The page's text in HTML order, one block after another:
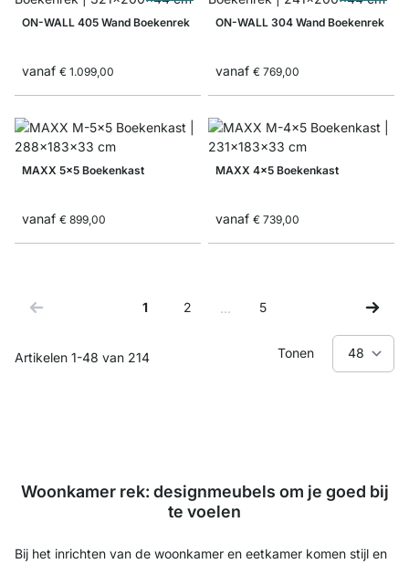
ON-WALL 405 Wand Boekenrek
vanaf € 1.099,00
ON-WALL 304 Wand Boekenrek
vanaf € 769,00
MAXX 5x5 Boekenkast
vanaf € 899,00
MAXX 4x5 Boekenkast
vanaf € 739,00
Artikelen 1-48 van 214
Je leest momenteel pagina
1
Zijde
2 …
Zijde
5
Tonen
Woonkamer rek: designmeubels om je goed bij
te voelen
Bij het inrichten van de woonkamer en eetkamer komen stijl en